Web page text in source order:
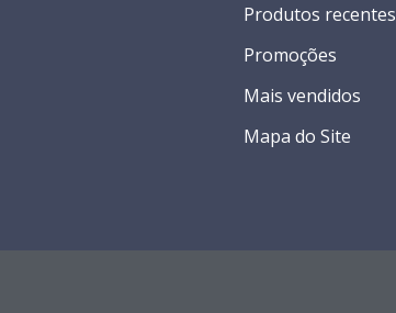
Produtos recentes
Promoções
Mais vendidos
Mapa do Site